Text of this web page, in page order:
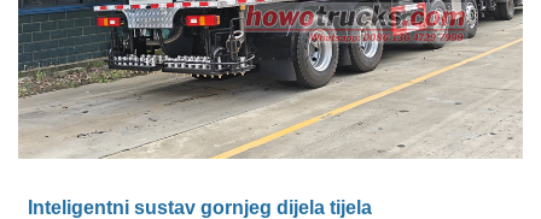
Inteligentni sustav gornjeg dijela tijela